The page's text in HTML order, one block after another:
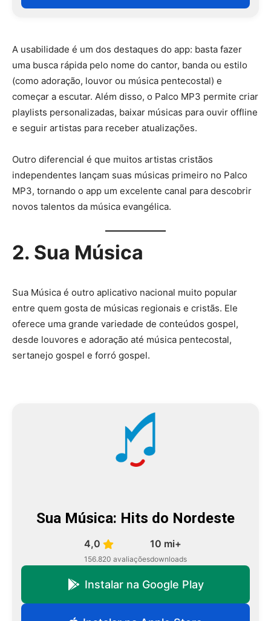
A usabilidade é um dos destaques do app: basta fazer
uma busca rápida pelo nome do cantor, banda ou estilo
(como adoração, louvor ou música pentecostal) e
começar a escutar. Além disso, o Palco MP3 permite criar
playlists personalizadas, baixar músicas para ouvir offline
e seguir artistas para receber atualizações.
Outro diferencial é que muitos artistas cristãos
independentes lançam suas músicas primeiro no Palco
MP3, tornando o app um excelente canal para descobrir
novos talentos da música evangélica.
2. Sua Música
Sua Música é outro aplicativo nacional muito popular
entre quem gosta de músicas regionais e cristãs. Ele
oferece uma grande variedade de conteúdos gospel,
desde louvores e adoração até música pentecostal,
sertanejo gospel e forró gospel.
Sua Música: Hits do Nordeste
4,0
156.820 avaliações
10 mi+
downloads
Instalar na Google Play